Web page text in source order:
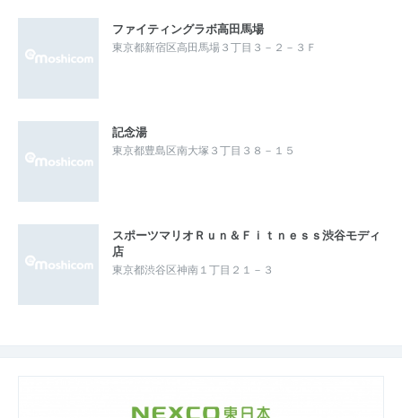
ファイティングラボ高田馬場
東京都新宿区高田馬場３丁目３－２－３Ｆ
記念湯
東京都豊島区南大塚３丁目３８－１５
スポーツマリオＲｕｎ＆Ｆｉｔｎｅｓｓ渋谷モディ
店
東京都渋谷区神南１丁目２１－３